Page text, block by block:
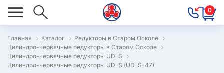
0
Главная Каталог
Редукторы в Старом Осколе
Цилиндро-червячные редукторы в Старом Осколе
Цилиндро-червячные редукторы UD-S
Цилиндро-червячные редукторы UD-S (UD-S-47)